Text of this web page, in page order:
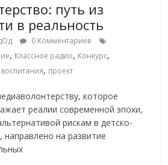
путь из
в реальность
0 Комментариев
, Классное радио, Конкурс,
, проект
которое
реалии современной эпохи,
рискам в детско-
направлено на развитие